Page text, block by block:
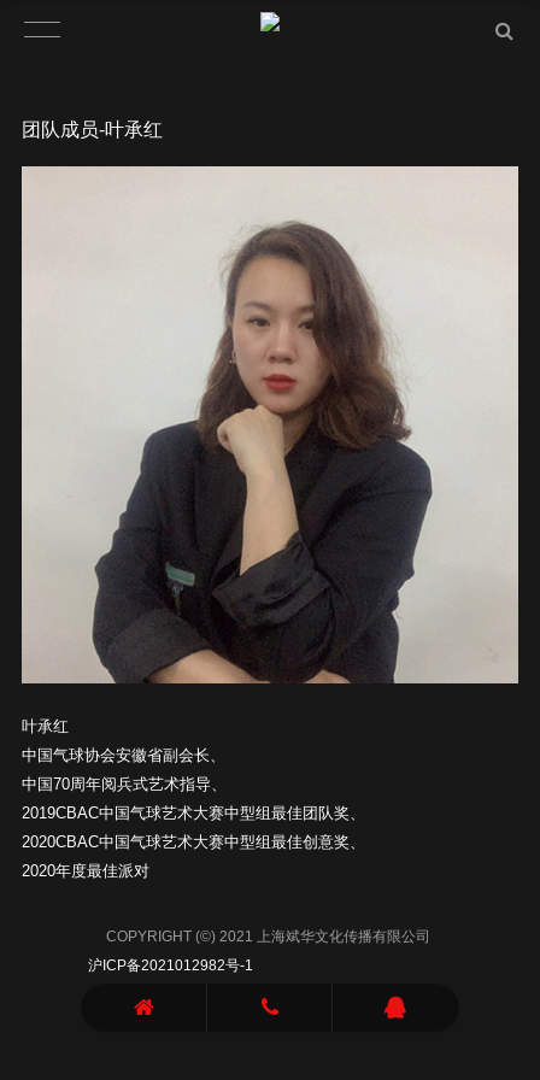
团队成员-叶承红
叶承红
中国气球协会安徽省副会长、
中国70周年阅兵式艺术指导、
2019CBAC中国气球艺术大赛中型组最佳团队奖、
2020CBAC中国气球艺术大赛中型组最佳创意奖、
2020年度最佳派对
COPYRIGHT (©) 2021 上海斌华文化传播有限公司
沪ICP备2021012982号-1